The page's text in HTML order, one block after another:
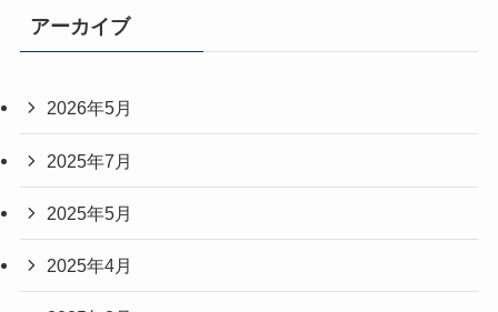
アーカイブ
2026年5月
2025年7月
2025年5月
2025年4月